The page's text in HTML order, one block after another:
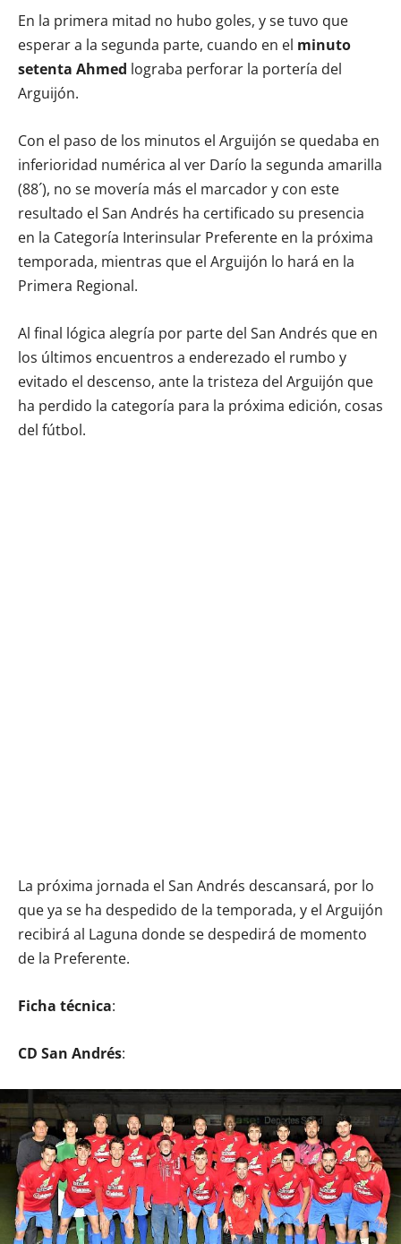
En la primera mitad no hubo goles, y se tuvo que
esperar a la segunda parte, cuando en el minuto
setenta Ahmed lograba perforar la portería del
Arguijón.
Con el paso de los minutos el Arguijón se quedaba en
inferioridad numérica al ver Darío la segunda amarilla
(88´), no se movería más el marcador y con este
resultado el San Andrés ha certificado su presencia
en la Categoría Interinsular Preferente en la próxima
temporada, mientras que el Arguijón lo hará en la
Primera Regional.
Al final lógica alegría por parte del San Andrés que en
los últimos encuentros a enderezado el rumbo y
evitado el descenso, ante la tristeza del Arguijón que
ha perdido la categoría para la próxima edición, cosas
del fútbol.
La próxima jornada el San Andrés descansará, por lo
que ya se ha despedido de la temporada, y el Arguijón
recibirá al Laguna donde se despedirá de momento
de la Preferente.
Ficha técnica:
CD San Andrés: